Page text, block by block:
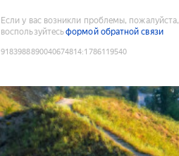
Если у вас возникли проблемы, пожалуйста,
воспользуйтесьформой обратной связи
9183988890040674814:1786119540